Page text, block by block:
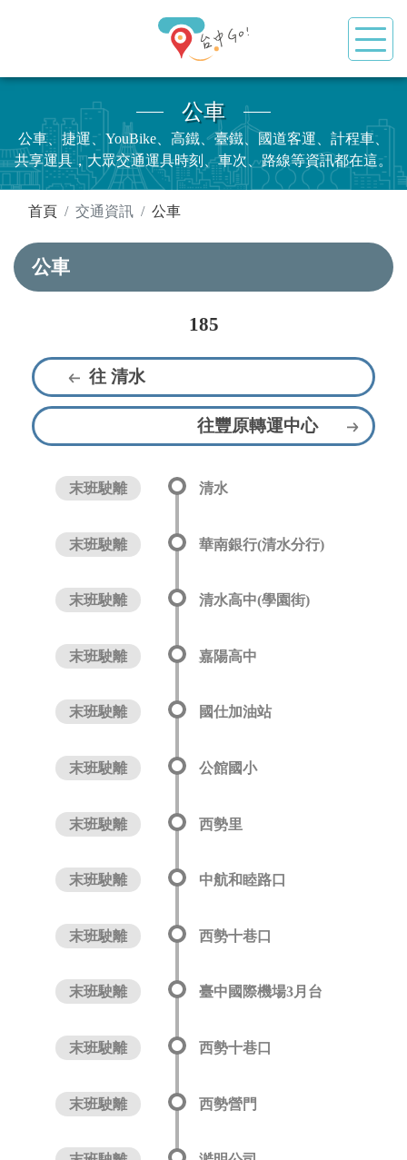
公車
公車、捷運、YouBike、高鐵、臺鐵、國道客運、計程車、
共享運具，大眾交通運具時刻、車次、路線等資訊都在這。
首頁 交通資訊 公車
公車
185
往 清水
往豐原轉運中心
末班駛離 清水
末班駛離 華南銀行(清水分行)
末班駛離 清水高中(學園街)
末班駛離 嘉陽高中
末班駛離 國仕加油站
末班駛離 公館國小
末班駛離 西勢里
末班駛離 中航和睦路口
末班駛離 西勢十巷口
末班駛離 臺中國際機場3月台
末班駛離 西勢十巷口
末班駛離 西勢營門